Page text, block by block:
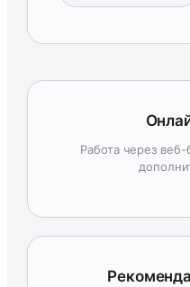
Работа через веб-